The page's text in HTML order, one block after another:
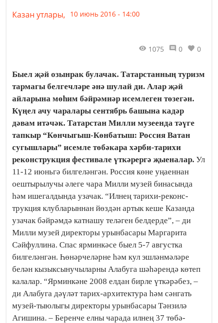
Казан утлары, 10 июнь 2016 - 14:00
1075 0 0
Быел җәй озынрак булачак. Татарстанның туризм
тармагы белгеч­ләре әнә шулай ди. Алар җәй
айларына мөһим бәйрәмнәр исемлеген төзегән.
Күңел ачу чаралары сентябрь башына кадәр
дәвам итәчәк. Татарстан Милли музеенда тәүге
тапкыр “Көнчы­гыш-Көнбатыш: Россия Ватан
сугышлары” исемле төбәкара хәрби-тарихи
реконструкция фестивале үт­кә­рергә җые­налар. Ул
11-12 июньгә билгеләнгән. Россия көне уңаеннан
оештырылучы әле­ге чара Милли музей бинасында
һәм ишегалдында узачак. “Ил­нең тарихи-реконс­
трукция клубларыннан йөз­дән артык кеше Казанда
узачак бәй­рәмдә катнашу телә­ген белдерде”, – ди
Милли музей директоры урынбасары Маргарита
Сәйфуллина. Спас ярминкәсе быел 5-7 августка
билгеләнгән. Һөнәр­че­ләрне һәм кул эш­лән­мә­лә­ре
белән кызыксынучыларны Алабуга шә­һә­рендә кө­теп
калалар. “Яр­мин­кәне 2008 елдан бирле үткәрәбез, –
ди Алабуга дәү­ләт тарих-ар­хитек­тура һәм сәнгать
му­зей-тыюлыгы директоры урын­басары Тән­зилә
Агишина. – Беренче елны чарада ил­нең 37 тө­бә­